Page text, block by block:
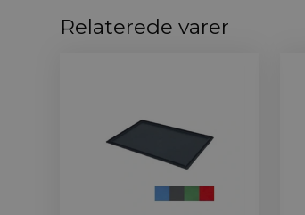
Relaterede varer